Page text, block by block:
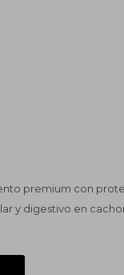
premium con
y digestivo en